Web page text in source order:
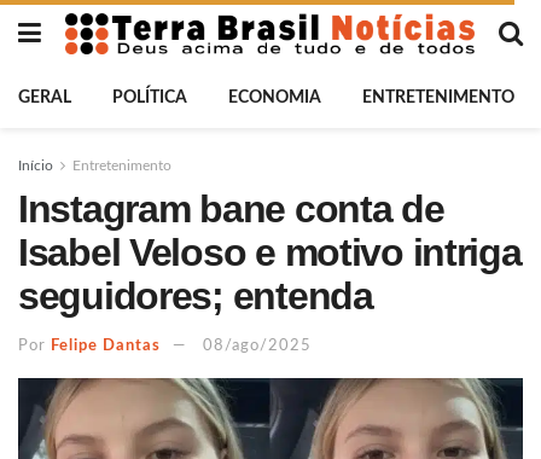
GERAL POLÍTICA ECONOMIA ENTRETENIMENTO
Início Entretenimento
Instagram bane conta de
Isabel Veloso e motivo intriga
seguidores; entenda
Por Felipe Dantas 08/ago/2025